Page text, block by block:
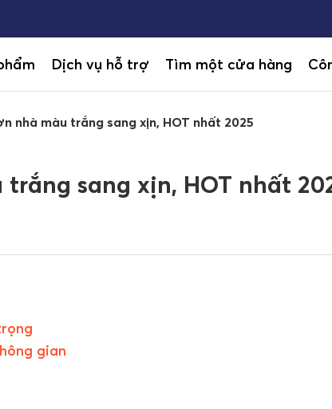
Dịch vụ hỗ trợ Tìm một cửa hàng
nhà màu trắng sang xịn, HOT nhất 2025
sang xịn, HOT nhất
gian